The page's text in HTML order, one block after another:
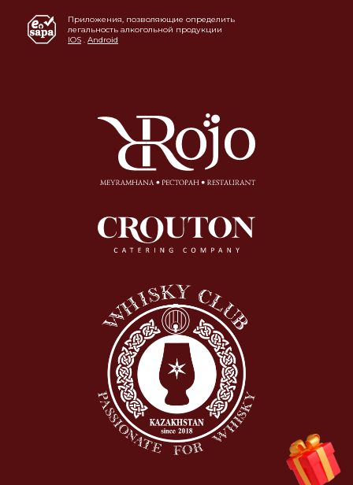
Приложения, позволяющие определить
легальность алкогольной продукции
IOS . Android